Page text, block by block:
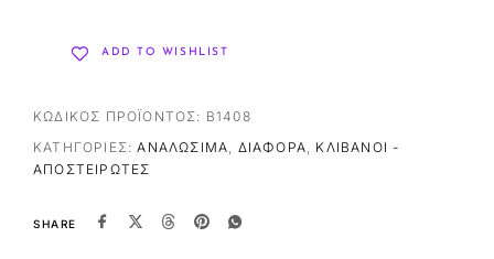
ADD TO WISHLIST
ΚΩΔΙΚΌΣ ΠΡΟΪΌΝΤΟΣ: B1408
ΚΑΤΗΓΟΡΊΕΣ:ΑΝΑΛΏΣΙΜΑ, ΔΙΆΦΟΡΑ, ΚΛΊΒΑΝΟΙ -
ΑΠΟΣΤΕΙΡΩΤΈΣ
SHARE